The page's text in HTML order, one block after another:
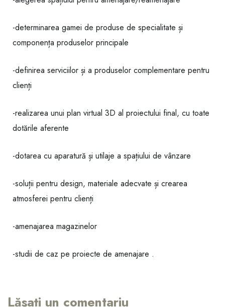
-determinarea gamei de produse de specialitate și
componența produselor principale
-definirea serviciilor și a produselor complementare pentru
clienți
-realizarea unui plan virtual 3D al proiectului final, cu toate
dotările aferente
-dotarea cu aparatură și utilaje a spațiului de vânzare
-soluții pentru design, materiale adecvate și crearea
atmosferei pentru clienți
-amenajarea magazinelor
-studii de caz pe proiecte de amenajare .
Lăsați un comentariu